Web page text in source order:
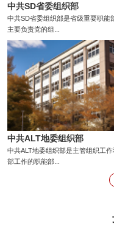
中共SD省委组织部
中共SD省委组织部是省级重要职能
主要负责党的组...
中共ALT地委组织部
中共ALT地委组织部是主管组织工
部工作的职能部...